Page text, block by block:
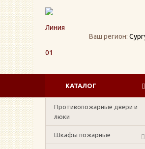
Ваш регион:
КАТАЛОГ
Противопожарные двери и
люки
Шкафы пожарные